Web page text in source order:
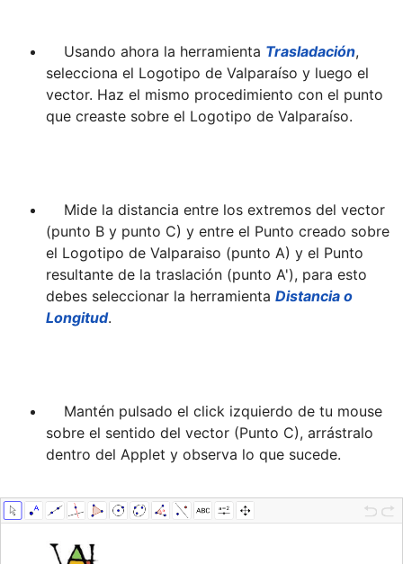
    Usando ahora la herramienta
Trasladación,
selecciona el Logotipo de Valparaíso y luego el
vector. Haz el mismo procedimiento con el punto
(punto B y punto C) y entre el Punto creado sobre
el Logotipo de Valparaiso (punto A) y el Punto
resultante de la traslación (punto A'), para esto
debes seleccionar la herramienta Distancia o
Longitud
sobre el sentido del vector (Punto C), arrástralo